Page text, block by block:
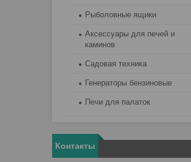
Рыболовные ящики
Аксессуары для печей и
каминов
Садовая техника
Генераторы бензиновые
Печи для палаток
Контакты